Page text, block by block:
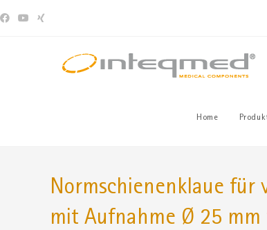
Home
Normschienenklaue für
mit Aufnahme Ø 25